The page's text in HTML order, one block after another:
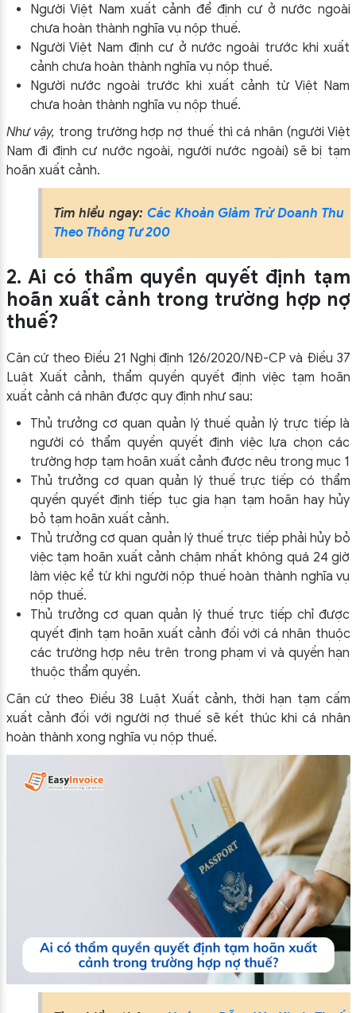
Người Việt Nam xuất cảnh để định cư ở nước ngoài
chưa hoàn thành nghĩa vụ nộp thuế.
Người Việt Nam định cư ở nước ngoài trước khi xuất
cảnh chưa hoàn thành nghĩa vụ nộp thuế.
Người nước ngoài trước khi xuất cảnh từ Việt Nam
chưa hoàn thành nghĩa vụ nộp thuế.
Như vậy, trong trường hợp nợ thuế thì cá nhân (người Việt
Nam đi định cư nước ngoài, người nước ngoài) sẽ bị tạm
hoãn xuất cảnh.
Tìm hiểu ngay: Các Khoản Giảm Trừ Doanh Thu
Theo Thông Tư 200
2. Ai có thẩm quyền quyết định tạm
hoãn xuất cảnh trong trường hợp nợ
thuế?
Căn cứ theo Điều 21 Nghị định 126/2020/NĐ-CP và Điều 37
Luật Xuất cảnh, thẩm quyền quyết định việc tạm hoãn
xuất cảnh cá nhân được quy định như sau:
Thủ trưởng cơ quan quản lý thuế quản lý trực tiếp là
người có thẩm quyền quyết định việc lựa chọn các
trường hợp tạm hoãn xuất cảnh được nêu trong mục 1
Thủ trưởng cơ quan quản lý thuế trực tiếp có thẩm
quyền quyết định tiếp tục gia hạn tạm hoãn hay hủy
bỏ tạm hoãn xuất cảnh.
Thủ trưởng cơ quan quản lý thuế trực tiếp phải hủy bỏ
việc tạm hoãn xuất cảnh chậm nhất không quá 24 giờ
làm việc kể từ khi người nộp thuế hoàn thành nghĩa vụ
nộp thuế.
Thủ trưởng cơ quan quản lý thuế trực tiếp chỉ được
quyết định tạm hoãn xuất cảnh đối với cá nhân thuộc
các trường hợp nêu trên trong phạm vi và quyền hạn
thuộc thẩm quyền.
Căn cứ theo Điều 38 Luật Xuất cảnh, thời hạn tạm cấm
xuất cảnh đối với người nợ thuế sẽ kết thúc khi cá nhân
hoàn thành xong nghĩa vụ nộp thuế.